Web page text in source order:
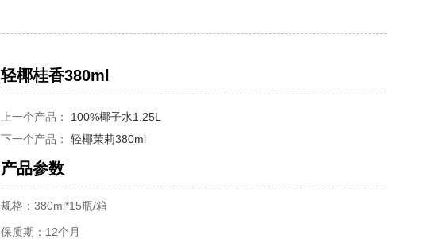
轻椰桂香380ml
上一个产品： 100%椰子水1.25L
下一个产品： 轻椰茉莉380ml
产品参数
规格：380ml*15瓶/箱
保质期：12个月